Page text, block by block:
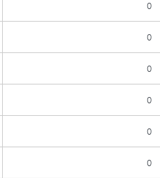
0
0
0
0
0
0